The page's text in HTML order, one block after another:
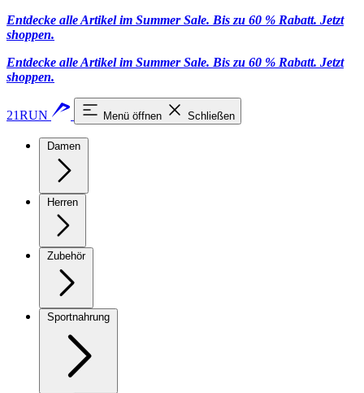
Entdecke alle Artikel im Summer Sale. Bis zu 60 % Rabatt. Jetzt
shoppen.
Entdecke alle Artikel im Summer Sale. Bis zu 60 % Rabatt. Jetzt
shoppen.
21RUN Menü öffnen Schließen
Damen
Herren
Zubehör
Sportnahrung